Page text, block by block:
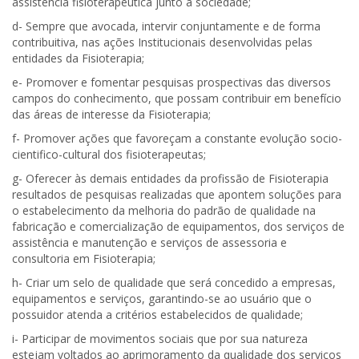
d- Sempre que avocada, intervir conjuntamente e de forma
contribuitiva, nas ações Institucionais desenvolvidas pelas
entidades da Fisioterapia;
e- Promover e fomentar pesquisas prospectivas das diversos
campos do conhecimento, que possam contribuir em benefício
das áreas de interesse da Fisioterapia;
f- Promover ações que favoreçam a constante evolução socio-
cientifico-cultural dos fisioterapeutas;
g- Oferecer às demais entidades da profissão de Fisioterapia
resultados de pesquisas realizadas que apontem soluções para
o estabelecimento da melhoria do padrão de qualidade na
fabricação e comercialização de equipamentos, dos serviços de
assistência e manutenção e serviços de assessoria e
consultoria em Fisioterapia;
h- Criar um selo de qualidade que será concedido a empresas,
equipamentos e serviços, garantindo-se ao usuário que o
possuidor atenda a critérios estabelecidos de qualidade;
i- Participar de movimentos sociais que por sua natureza
estejam voltados ao aprimoramento da qualidade dos serviços